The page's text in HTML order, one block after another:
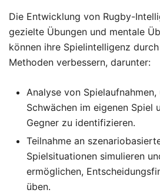
Die Entwicklung von Rugby-
gezielte Übungen und mentale
können ihre Spielintelligenz
Methoden verbessern, darunter:
Analyse von
Schwächen im eigenen Spiel
Gegner zu identifizieren.
Teilnahme an
Spielsituationen simulieren
ermöglichen,
üben.